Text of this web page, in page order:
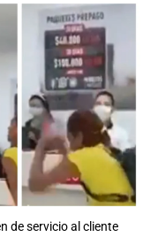
de servicio al cliente